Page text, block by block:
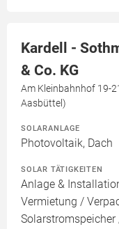
Kardell -
& Co. KG
Am Kleinbahnhof 19-
Aasbüttel)
SOLARANLAGE
Photovoltaik, Dach
SOLAR TÄTIGKEITEN
Anlage &
Vermietung /
Solarstromspeicher